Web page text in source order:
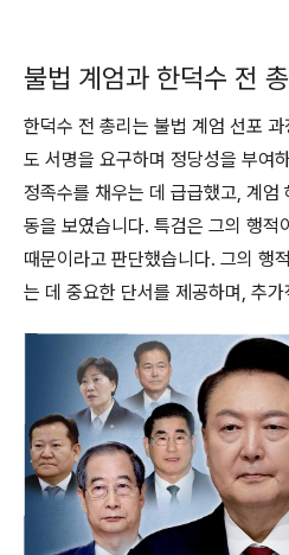
불법 계엄과 한덕수 전
한덕수 전 총리는 불법 계엄 선포
도 서명을 요구하며 정당성을 부여
정족수를 채우는 데 급급했고, 계엄
동을 보였습니다. 특검은 그의 행적
때문이라고 판단했습니다. 그의 행
는 데 중요한 단서를 제공하며, 추